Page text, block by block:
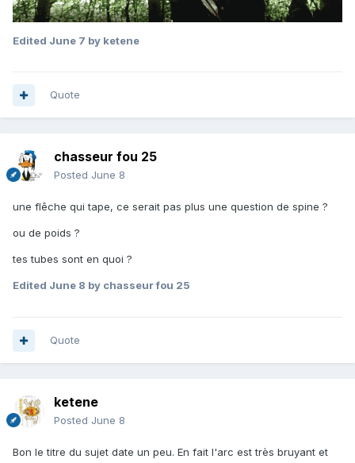
Edited June 7 by ketene
Quote
chasseur fou 25
Posted June 8
une flêche qui tape, ce serait pas plus une question de spine ?
ou de poids ?
tes tubes sont en quoi ?
Edited June 8 by chasseur fou 25
Quote
ketene
Posted June 8
Bon le titre du sujet date un peu. En fait l'arc est très bruyant et